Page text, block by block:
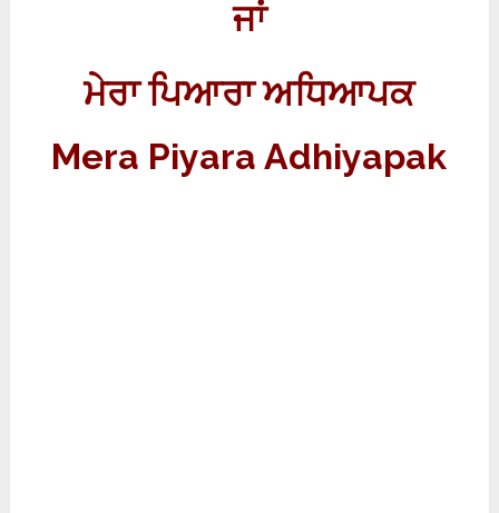
ਜਾਂ
ਮੇਰਾ ਪਿਆਰਾ ਅਧਿਆਪਕ
Mera Piyara Adhiyapak